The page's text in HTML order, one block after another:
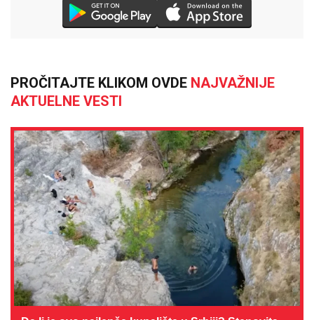
PROČITAJTE KLIKOM OVDE NAJVAŽNIJE
AKTUELNE VESTI